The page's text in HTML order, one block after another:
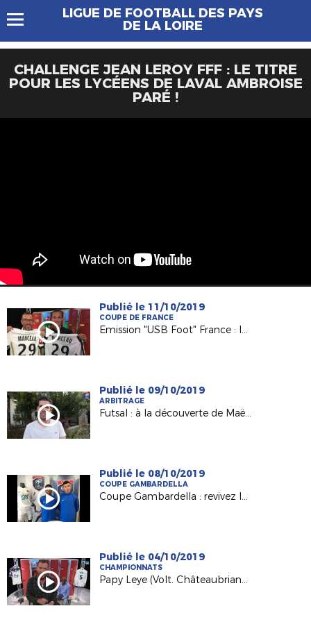
LIGUE DE FOOTBALL DES PAYS
DE LA LOIRE
CHALLENGE JEAN LEROY FFF : LE TITRE
POUR LES LYCÉENS DE LAVAL AMBROISE
PARÉ !
Publié le 11/10/2019
COUPE DE FRANCE
Emission "USB Foot" France : le 5e tour de la Coupe de France à l'honneur !
Publié le 09/10/2019
ARBITRAGE
Futsal : à la découverte de Maël Messaoudi promu en D1 FFF
Publié le 08/10/2019
COUPE GAMBARDELLA
Coupe Gambardella : revivez le tirage au sort du 3e tour
Publié le 04/10/2019
CHAMPIONNATS
Papy Leye (Volt. Châteaubriant - N3) invité de l'émission "USB Foot" !